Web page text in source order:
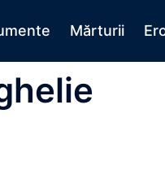
Mărturii